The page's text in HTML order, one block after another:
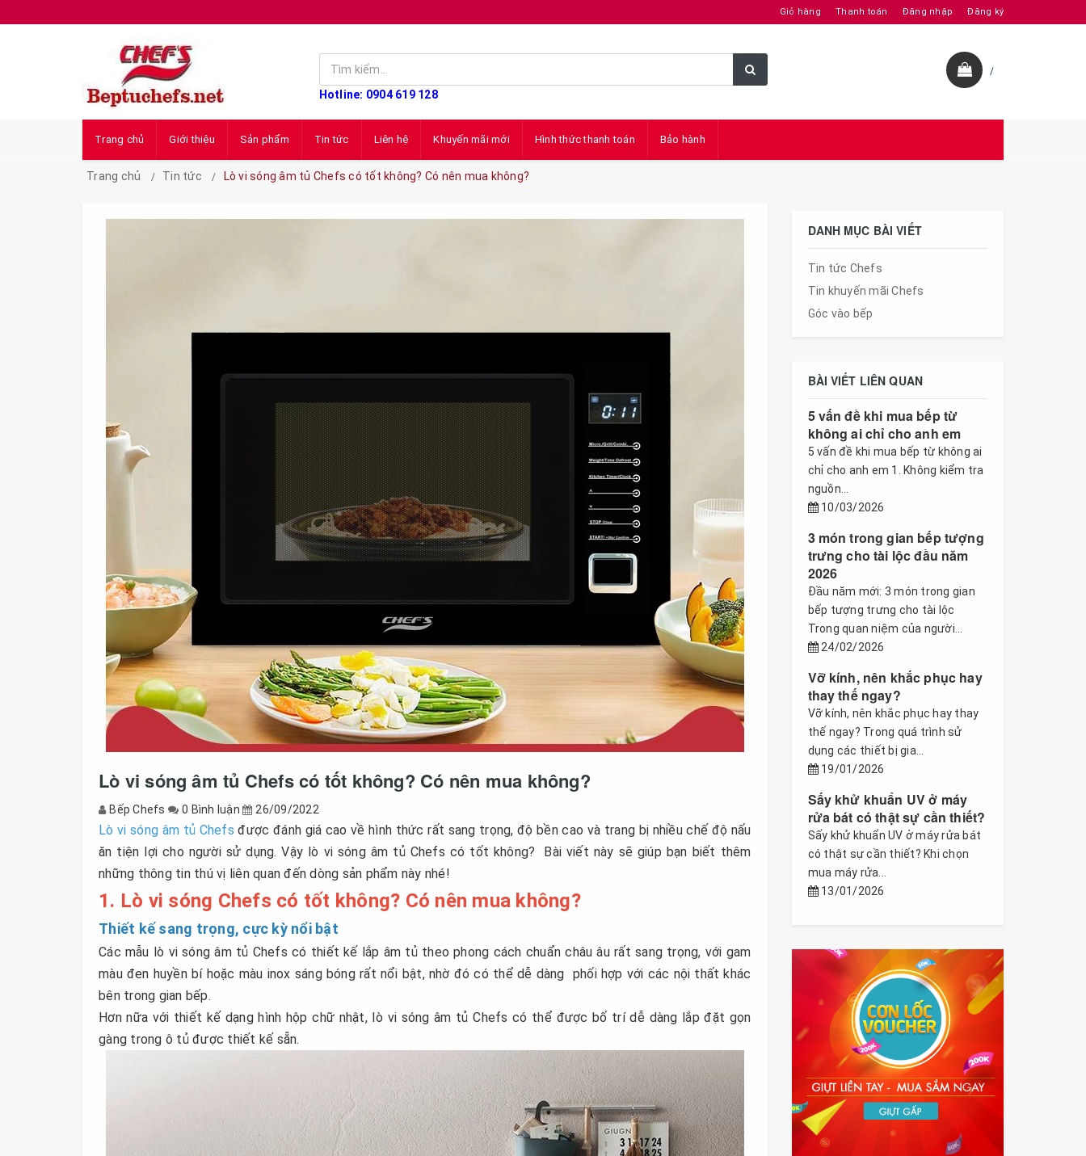
Giỏ hàng Thanh toán Đăng nhập Đăng ký
Hotline: 0904 619 128
/
Trang chủ Giới thiệu Sản phẩm Tin tức Liên hệ Khuyến mãi mới Hình thức thanh toán Bảo hành
Trang chủ Tin tức Lò vi sóng âm tủ Chefs có tốt không? Có nên mua không?
Lò vi sóng âm tủ Chefs có tốt không? Có nên mua không?
Bếp Chefs 0 Bình luận 26/09/2022
Lò vi sóng âm tủ Chefs được đánh giá cao về hình thức rất sang trọng, độ bền cao và trang bị nhiều chế độ nấu
ăn tiện lợi cho người sử dụng. Vậy lò vi sóng âm tủ Chefs có tốt không?
Bài viết này sẽ giúp bạn biết thêm
những thông tin thú vị liên quan đến dòng sản phẩm này nhé!
1. Lò vi sóng Chefs có tốt không? Có nên mua không?
Thiết kế sang trọng, cực kỳ nổi bật
Các mẫu lò vi sóng âm tủ Chefs có thiết kế lắp âm tủ theo phong cách chuẩn châu âu rất sang trọng, với gam
màu đen huyền bí hoặc màu inox sáng bóng rất nổi bật, nhờ đó có thể dễ dàng phối hợp với các nội thất khác
bên trong gian bếp.
Hơn nữa với thiết kế dạng hình hộp chữ nhật, lò vi sóng âm tủ Chefs có thể được bố trí dễ dàng lắp đặt gọn
gàng trong ô tủ được thiết kế sẵn.
DANH MỤC BÀI VIẾT
Tin tức Chefs
Tin khuyến mãi Chefs
Góc vào bếp
BÀI VIẾT LIÊN QUAN
5 vấn đề khi mua bếp từ
không ai chỉ cho anh em
5 vấn đề khi mua bếp từ không ai
chỉ cho anh em 1. Không kiểm tra
nguồn...
10/03/2026
3 món trong gian bếp tượng
trưng cho tài lộc đầu năm
2026
Đầu năm mới: 3 món trong gian
bếp tượng trưng cho tài lộc
Trong quan niệm của người...
24/02/2026
Vỡ kính, nên khắc phục hay
thay thế ngay?
Vỡ kính, nên khắc phục hay thay
thế ngay? Trong quá trình sử
dụng các thiết bị gia...
19/01/2026
Sấy khử khuẩn UV ở máy
rửa bát có thật sự cần thiết?
Sấy khử khuẩn UV ở máy rửa bát
có thật sự cần thiết? Khi chọn
mua máy rửa...
13/01/2026